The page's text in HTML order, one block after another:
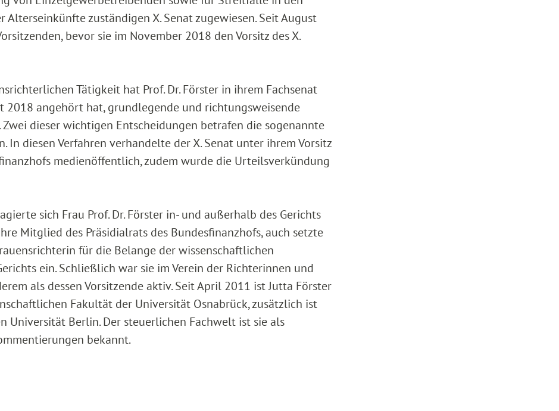
zuständigen X. Senat zugewiesen. Seit August
bevor sie im November 2018 den Vorsitz des X.
Tätigkeit hat Prof. Dr. Förster in ihrem Fachsenat
2018 angehört hat, grundlegende und richtungsweisende
dieser wichtigen Entscheidungen betrafen die sogenannte
diesen Verfahren verhandelte der X. Senat unter ihrem Vorsitz
medienöffentlich, zudem wurde die Urteilsverkündung
sich Frau Prof. Dr. Förster in- und außerhalb des Gerichts
Mitglied des Präsidialrats des Bundesfinanzhofs, auch setzte
für die Belange der wissenschaftlichen
ein. Schließlich war sie im Verein der Richterinnen und
als dessen Vorsitzende aktiv. Seit April 2011 ist Jutta Förster
Fakultät der Universität Osnabrück, zusätzlich ist
Universität Berlin. Der steuerlichen Fachwelt ist sie als
bekannt.